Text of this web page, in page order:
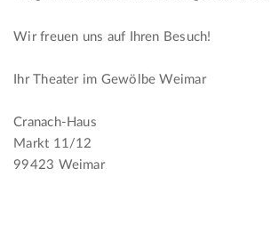
Wir freuen uns auf Ihren Besuch!
Ihr Theater im Gewölbe Weimar
Cranach-Haus
Markt 11/12
99423 Weimar